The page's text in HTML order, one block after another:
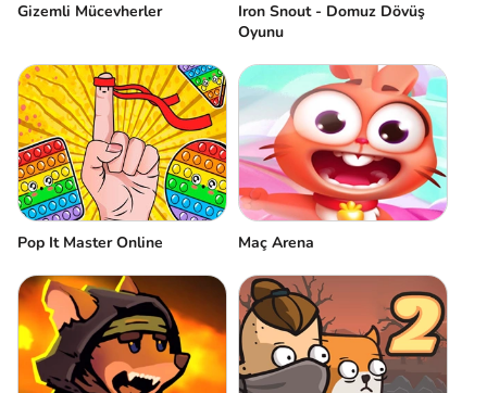
Gizemli Mücevherler
Iron Snout - Domuz Dövüş
Oyunu
Pop It Master Online Maç Arena